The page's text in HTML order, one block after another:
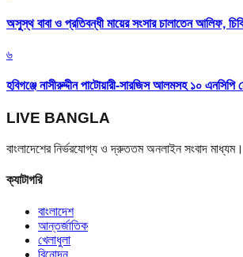
অসুস্থ বাবা ও প্রতিবন্ধী মায়ের সংসার চালাতেন আলিফ,
৬
হবিগঞ্জে নাসীরুদ্দীন পাটোয়ারী-সারজিস আলমসহ ১০ এনসিপি
LIVE BANGLA
বাংলাদেশের নির্ভরযোগ্য ও দ্রুততম অনলাইন সংবাদ
ক্যাটাগরি
বাংলাদেশ
আন্তর্জাতিক
খেলাধুলা
বিনোদন